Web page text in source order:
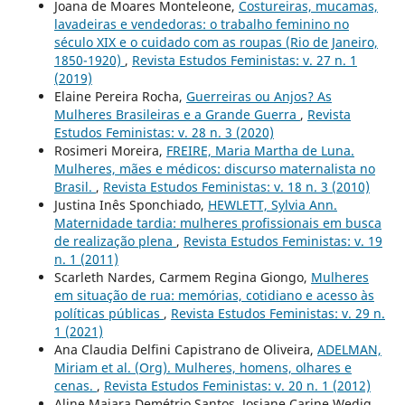
Joana de Moares Monteleone, Costureiras, mucamas,
lavadeiras e vendedoras: o trabalho feminino no
século XIX e o cuidado com as roupas (Rio de Janeiro,
1850-1920) , Revista Estudos Feministas: v. 27 n. 1
(2019)
Elaine Pereira Rocha, Guerreiras ou Anjos? As
Mulheres Brasileiras e a Grande Guerra , Revista
Estudos Feministas: v. 28 n. 3 (2020)
Rosimeri Moreira, FREIRE, Maria Martha de Luna.
Mulheres, mães e médicos: discurso maternalista no
Brasil. , Revista Estudos Feministas: v. 18 n. 3 (2010)
Justina Inês Sponchiado, HEWLETT, Sylvia Ann.
Maternidade tardia: mulheres profissionais em busca
de realização plena , Revista Estudos Feministas: v. 19
n. 1 (2011)
Scarleth Nardes, Carmem Regina Giongo, Mulheres
em situação de rua: memórias, cotidiano e acesso às
políticas públicas , Revista Estudos Feministas: v. 29 n.
1 (2021)
Ana Claudia Delfini Capistrano de Oliveira, ADELMAN,
Miriam et al. (Org). Mulheres, homens, olhares e
cenas. , Revista Estudos Feministas: v. 20 n. 1 (2012)